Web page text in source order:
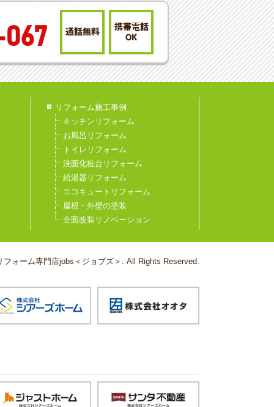
通話無料
携帯電話
OK
リフォーム施工事例
キッチンリフォーム
お風呂リフォーム
トイレリフォーム
洗面化粧台リフォーム
給湯器リフォーム
エコキュートリフォーム
屋根・外壁の塗装
全面改装リノベーション
ォーム専門店jobs＜ジョブズ＞. All Rights Reserved.